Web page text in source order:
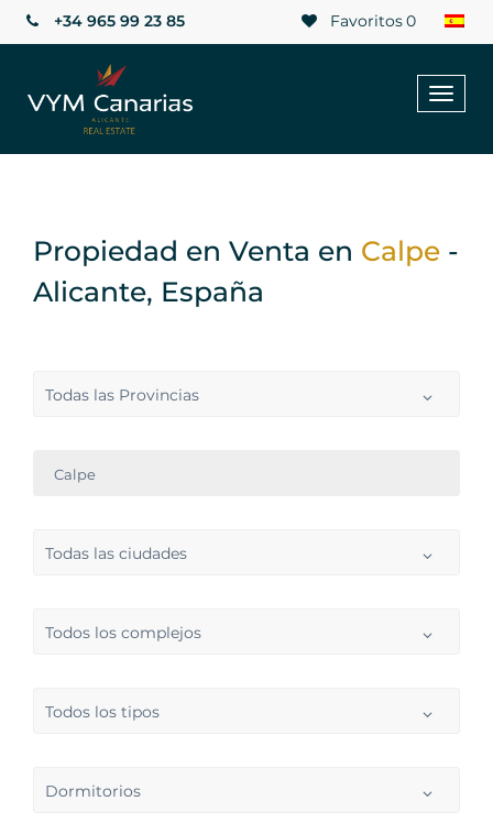
Favoritos0
+34 965 99 23 85
Propiedad en Venta en Calpe -
Alicante, España
Todas las Provincias
Calpe
Todas las ciudades
Todos los complejos
Todos los tipos
Dormitorios